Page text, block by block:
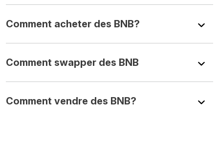
Comment acheter des BNB?
Comment swapper des BNB
Comment vendre des BNB?